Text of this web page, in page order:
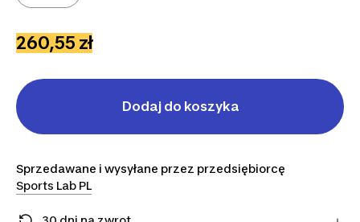
260,55 zł
Dodaj do koszyka
Sprzedawane i wysyłane przez przedsiębiorcę
Sports Lab PL